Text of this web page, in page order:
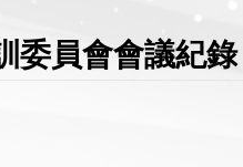
14屆會員大會會議紀錄
委員會會議紀錄